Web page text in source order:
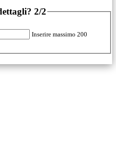
2/2
Inserire massimo 200